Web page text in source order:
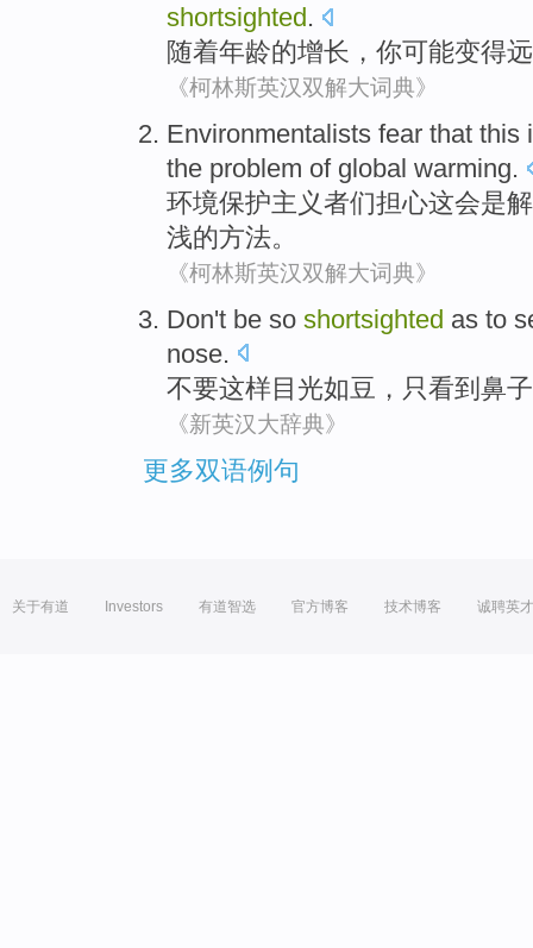
shortsighted .
随着年龄的增长， 你可能变得
《柯林斯英汉双解大词典》
Environmentalists fear that this
the problem of global warming.
环境保护主义者们担心这会是
浅的方法。
《柯林斯英汉双解大词典》
Don't be so shortsighted as to
nose.
不要这样目光如豆 ， 只看到 鼻子
《新英汉大辞典》
更多双语例句
关于有道 Investors 有道智选 官方博客 技术博客 诚聘英才